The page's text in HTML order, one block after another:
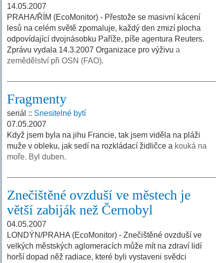
14.05.2007
PRAHA/ŘÍM (EcoMonitor) - Přestože se masivní kácení
lesů na celém světě zpomaluje, každý den zmizí plocha
odpovídající dvojnásobku Paříže, píše agentura Reuters.
Zprávu vydala 14.3.2007 Organizace pro výživua
zemědělství při OSN (FAO).
Fragmenty
seriál :: Snesitelné bytí
07.05.2007
Když jsem byla na jihu Francie, tak jsem viděla na pláži
muže v obleku, jak sedí na rozkládací židličce a kouká na
moře. Byl duben.
Znečištěné ovzduší ve městech je
větší zabiják než Černobyl
04.05.2007
LONDÝN/PRAHA (EcoMonitor) - Znečištěné ovzduší ve
velkých městských aglomeracích může mít na zdraví lidí
horší dopad něž radiace, které byli vystaveni svědci